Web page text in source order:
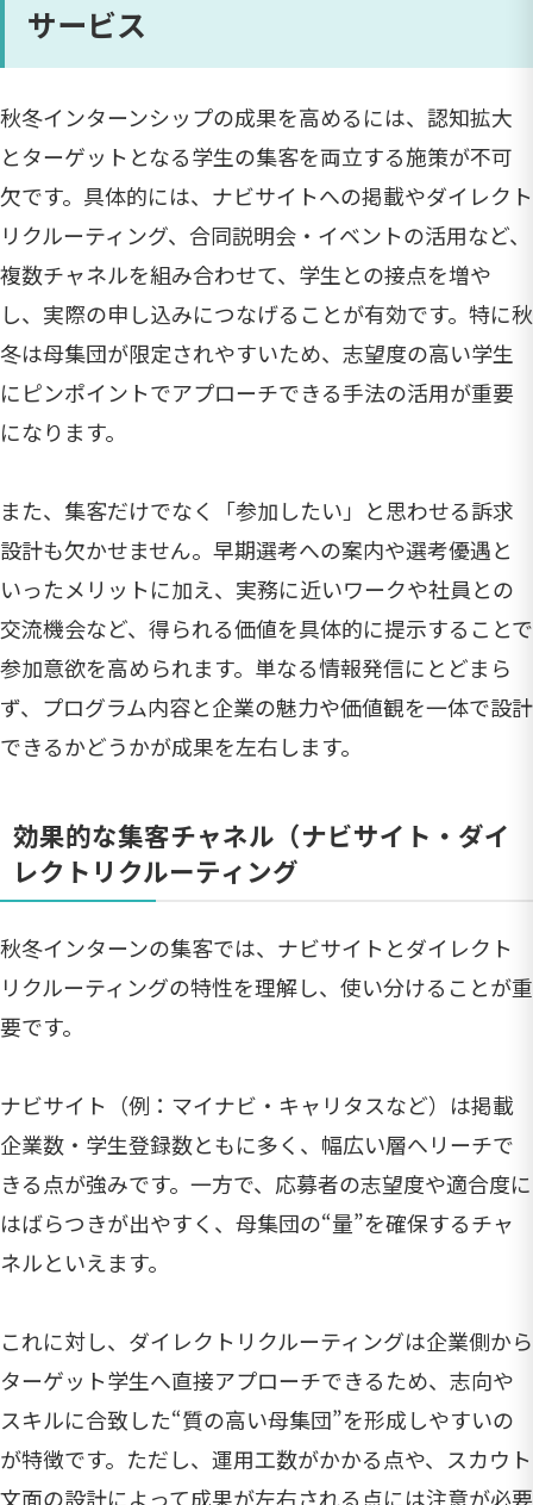
サービス
秋冬インターンシップの成果を高めるには、認知拡大
とターゲットとなる学生の集客を両立する施策が不可
欠です。具体的には、ナビサイトへの掲載やダイレクト
リクルーティング、合同説明会・イベントの活用など、
複数チャネルを組み合わせて、学生との接点を増や
し、実際の申し込みにつなげることが有効です。特に秋
冬は母集団が限定されやすいため、志望度の高い学生
にピンポイントでアプローチできる手法の活用が重要
になります。
また、集客だけでなく「参加したい」と思わせる訴求
設計も欠かせません。早期選考への案内や選考優遇と
いったメリットに加え、実務に近いワークや社員との
交流機会など、得られる価値を具体的に提示することで
参加意欲を高められます。単なる情報発信にとどまら
ず、プログラム内容と企業の魅力や価値観を一体で設計
できるかどうかが成果を左右します。
効果的な集客チャネル（ナビサイト・ダイ
レクトリクルーティング
秋冬インターンの集客では、ナビサイトとダイレクト
リクルーティングの特性を理解し、使い分けることが重
要です。
ナビサイト（例：マイナビ・キャリタスなど）は掲載
企業数・学生登録数ともに多く、幅広い層へリーチで
きる点が強みです。一方で、応募者の志望度や適合度に
はばらつきが出やすく、母集団の“量”を確保するチャ
ネルといえます。
これに対し、ダイレクトリクルーティングは企業側から
ターゲット学生へ直接アプローチできるため、志向や
スキルに合致した“質の高い母集団”を形成しやすいの
が特徴です。ただし、運用工数がかかる点や、スカウト
文面の設計によって成果が左右される点には注意が必要